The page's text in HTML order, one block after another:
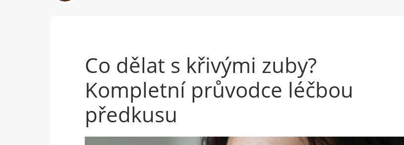
Co dělat s křivými zuby?
Kompletní průvodce léčbou
předkusu